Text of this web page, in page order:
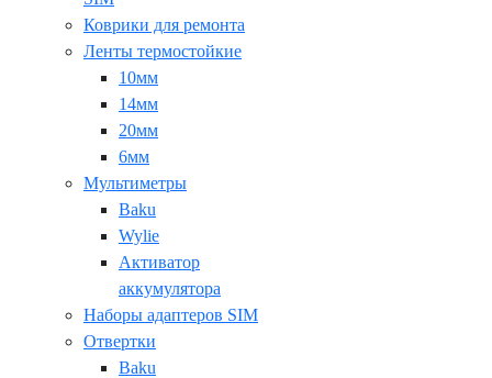
Коврики для ремонта
Ленты термостойкие
10мм
14мм
20мм
6мм
Мультиметры
Baku
Wylie
Активатор
аккумулятора
Наборы адаптеров SIM
Отвертки
Baku